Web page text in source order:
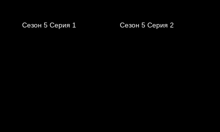
Сезон 5 Серия 1 Сезон 5 Серия 2